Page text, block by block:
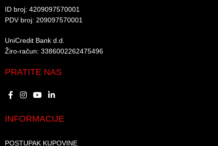
ID broj: 4209097570001​
PDV broj: 209097570001 ​
UniCredit Bank d.d.​
Žiro-račun: 3386002262475496​​
PRATITE NAS
INFORMACIJE
POSTUPAK KUPOVINE